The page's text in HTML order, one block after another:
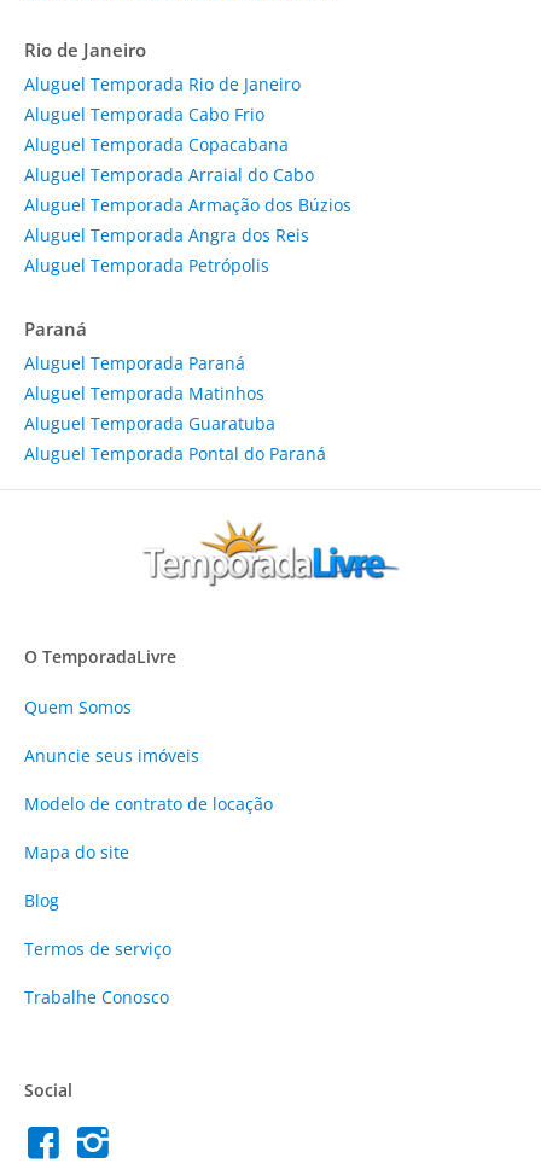
Rio de Janeiro
Aluguel Temporada Rio de Janeiro
Aluguel Temporada Cabo Frio
Aluguel Temporada Copacabana
Aluguel Temporada Arraial do Cabo
Aluguel Temporada Armação dos Búzios
Aluguel Temporada Angra dos Reis
Aluguel Temporada Petrópolis
Paraná
Aluguel Temporada Paraná
Aluguel Temporada Matinhos
Aluguel Temporada Guaratuba
Aluguel Temporada Pontal do Paraná
O TemporadaLivre
Quem Somos
Anuncie seus imóveis
Modelo de contrato de locação
Mapa do site
Blog
Termos de serviço
Trabalhe Conosco
Social